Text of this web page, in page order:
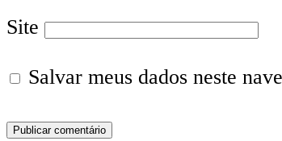
Site
Salvar meus dados neste